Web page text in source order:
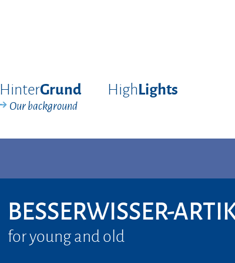
HinterGrund
Our background
HighLights
BESSERWISSER-
for young and old